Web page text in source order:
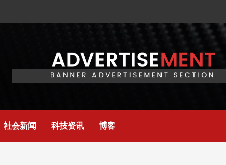
社会新闻 科技资讯 博客